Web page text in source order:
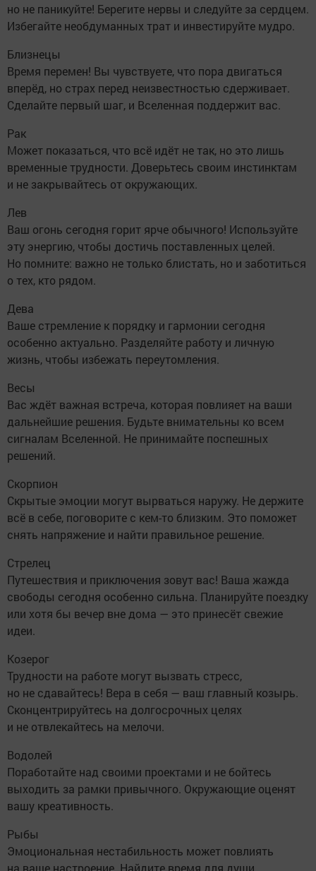
но не паникуйте! Берегите нервы и следуйте за сердцем.
Избегайте необдуманных трат и инвестируйте мудро.
Близнецы
Время перемен! Вы чувствуете, что пора двигаться
вперёд, но страх перед неизвестностью сдерживает.
Сделайте первый шаг, и Вселенная поддержит вас.
Рак
Может показаться, что всё идёт не так, но это лишь
временные трудности. Доверьтесь своим инстинктам
и не закрывайтесь от окружающих.
Лев
Ваш огонь сегодня горит ярче обычного! Используйте
эту энергию, чтобы достичь поставленных целей.
Но помните: важно не только блистать, но и заботиться
о тех, кто рядом.
Дева
Ваше стремление к порядку и гармонии сегодня
особенно актуально. Разделяйте работу и личную
жизнь, чтобы избежать переутомления.
Весы
Вас ждёт важная встреча, которая повлияет на ваши
дальнейшие решения. Будьте внимательны ко всем
сигналам Вселенной. Не принимайте поспешных
решений.
Скорпион
Скрытые эмоции могут вырваться наружу. Не держите
всё в себе, поговорите с кем-то близким. Это поможет
снять напряжение и найти правильное решение.
Стрелец
Путешествия и приключения зовут вас! Ваша жажда
свободы сегодня особенно сильна. Планируйте поездку
или хотя бы вечер вне дома — это принесёт свежие
идеи.
Козерог
Трудности на работе могут вызвать стресс,
но не сдавайтесь! Вера в себя — ваш главный козырь.
Сконцентрируйтесь на долгосрочных целях
и не отвлекайтесь на мелочи.
Водолей
Поработайте над своими проектами и не бойтесь
выходить за рамки привычного. Окружающие оценят
вашу креативность.
Рыбы
Эмоциональная нестабильность может повлиять
на ваше настроение. Найдите время для души